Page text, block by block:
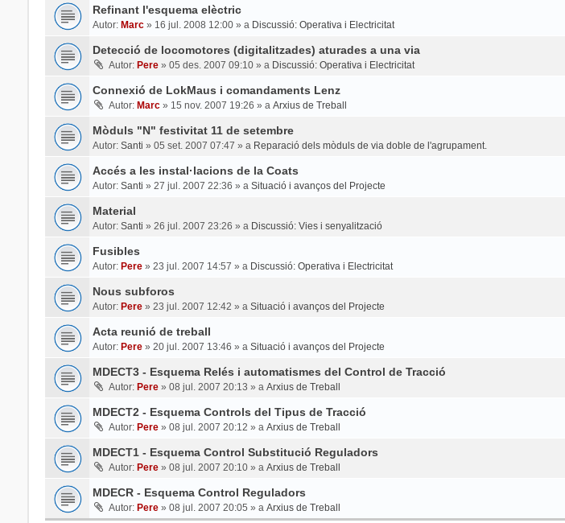
Refinant l'esquema elèctric
Autor: Marc» 16 jul. 2008 12:00» a Discussió: Operativa i Electricitat
Detecció de locomotores (digitalitzades) aturades a una via
Autor: Pere» 05 des. 2007 09:10» a Discussió: Operativa i Electricitat
Connexió de LokMaus i comandaments Lenz
Autor: Marc» 15 nov. 2007 19:26 » a Arxius de Treball
Mòduls "N" festivitat 11 de setembre
Autor: Santi » 05 set. 2007 07:47 » a Reparació dels mòduls de via doble de l'agrupament.
Accés a les instal·lacions de la Coats
Autor: Santi » 27 jul. 2007 22:36 » a Situació i avanços del Projecte
Material
Autor: Santi » 26 jul. 2007 23:26 » a Discussió: Vies i senyalització
Fusibles
Autor: Pere» 23 jul. 2007 14:57 » a Discussió: Operativa i Electricitat
Nous subforos
Autor: Pere» 23 jul. 2007 12:42 » a Situació i avanços del Projecte
Acta reunió de treball
Autor: Pere» 20 jul. 2007 13:46 » a Situació i avanços del Projecte
MDECT3 - Esquema Relés i automatismes del Control de Tracció
Autor: Pere» 08 jul. 2007 20:13 » a Arxius de Treball
MDECT2 - Esquema Controls del Tipus de Tracció
Autor: Pere» 08 jul. 2007 20:12 » a Arxius de Treball
MDECT1 - Esquema Control Substitució Reguladors
Autor: Pere» 08 jul. 2007 20:10» a Arxius de Treball
MDECR - Esquema Control Reguladors
Autor: Pere» 08 jul. 2007 20:05 » a Arxius de Treball